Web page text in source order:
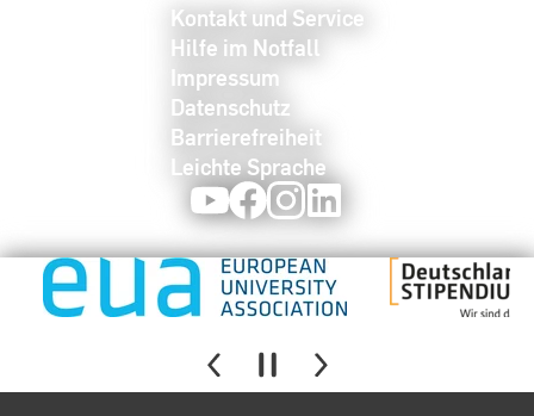
Kontakt und Service
Hilfe im Notfall
Impressum
Datenschutz
Barrierefreiheit
Leichte Sprache
YoutubeFacebookInstagram